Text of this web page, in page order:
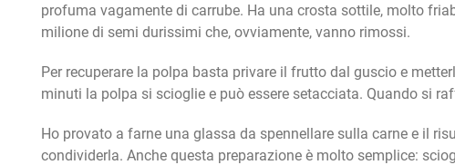
profuma vagamente di carrube. Ha una crosta sottile, molto
milione di semi durissimi che, ovviamente, vanno rimossi.
Per recuperare la polpa basta privare il frutto dal guscio e
minuti la polpa si scioglie e può essere setacciata. Quando si
Ho provato a farne una glassa da spennellare sulla carne e il
condividerla. Anche questa preparazione è molto semplice: